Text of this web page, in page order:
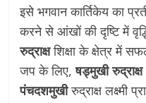
इसे भगवान कार्तिकेय का
करने से आंखों की दृष्टि में
रुद्राक्षशिक्षा के क्षेत्र में
जप के लिए,षड्मुखी रुद्राक्ष
पंचदशमुखीरुद्राक्ष लक्ष्मी